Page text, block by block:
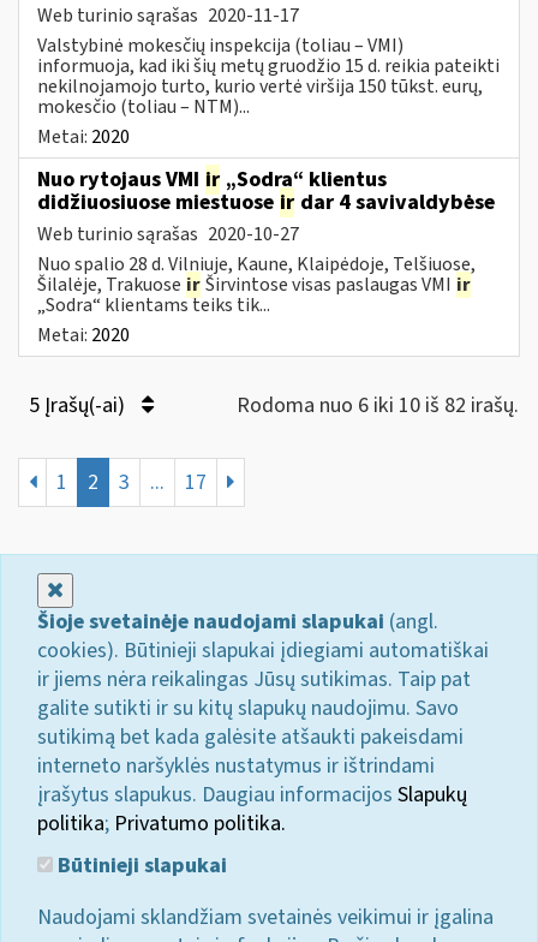
Web turinio sąrašas 2020-11-17
Valstybinė mokesčių inspekcija (toliau – VMI)
informuoja, kad iki šių metų gruodžio 15 d. reikia pateikti
nekilnojamojo turto, kurio vertė viršija 150 tūkst. eurų,
mokesčio (toliau – NTM)...
Metai: 2020
Nuo rytojaus VMI ir „Sodra“ klientus
didžiuosiuose miestuose ir dar 4 savivaldybėse
Web turinio sąrašas 2020-10-27
Nuo spalio 28 d. Vilniuje, Kaune, Klaipėdoje, Telšiuose,
Šilalėje, Trakuose irŠirvintose visas paslaugas VMI ir
„Sodra“ klientams teiks tik...
Metai: 2020
5 Įrašų(-ai) Rodoma nuo 6 iki 10 iš 82 irašų.
1 2 3 ... 17
Šioje svetainėje naudojami slapukai (angl.
cookies). Būtinieji slapukai įdiegiami automatiškai
ir jiems nėra reikalingas Jūsų sutikimas. Taip pat
galite sutikti ir su kitų slapukų naudojimu. Savo
sutikimą bet kada galėsite atšaukti pakeisdami
interneto naršyklės nustatymus ir ištrindami
įrašytus slapukus. Daugiau informacijos Slapukų
politika; Privatumo politika.
Būtinieji slapukai
Naudojami sklandžiam svetainės veikimui ir įgalina